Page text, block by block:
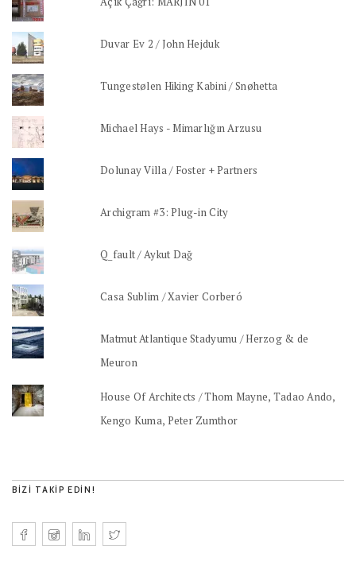
Duvar Ev 2 / John Hejduk
Tungestølen Hiking Kabini / Snøhetta
Michael Hays - Mimarlığın Arzusu
Dolunay Villa / Foster + Partners
Archigram #3: Plug-in City
Q_fault / Aykut Dağ
Casa Sublim / Xavier Corberó
Matmut Atlantique Stadyumu / Herzog & de
Meuron
House Of Architects / Thom Mayne, Tadao Ando,
Kengo Kuma, Peter Zumthor
BIZI TAKIP EDIN!